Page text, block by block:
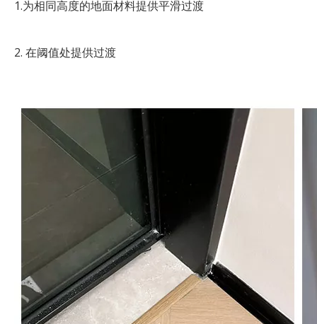
1.为相同高度的地面材料提供平滑过渡
2. 在阈值处提供过渡